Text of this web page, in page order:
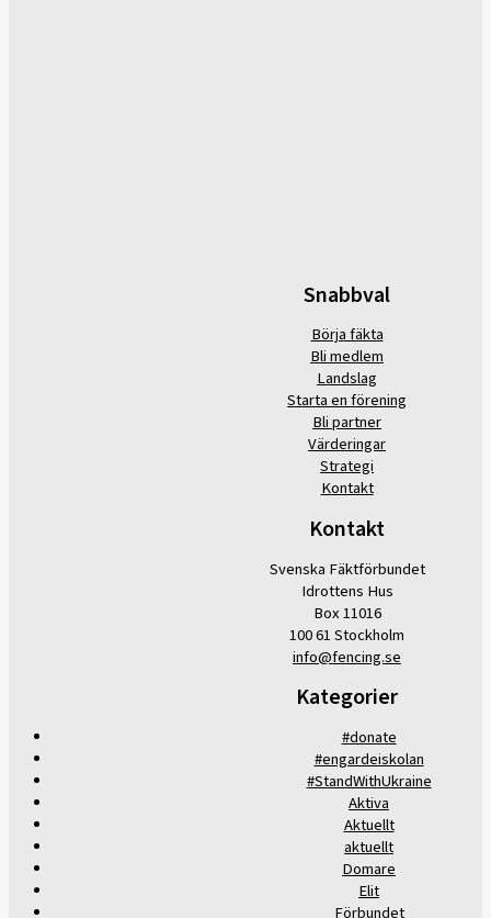
Snabbval
Börja fäkta
Bli medlem
Landslag
Starta en förening
Bli partner
Värderingar
Strategi
Kontakt
Kontakt
Svenska Fäktförbundet
Idrottens Hus
Box 11016
100 61 Stockholm
info@fencing.se
Kategorier
#donate
#engardeiskolan
#StandWithUkraine
Aktiva
Aktuellt
aktuellt
Domare
Elit
Förbundet